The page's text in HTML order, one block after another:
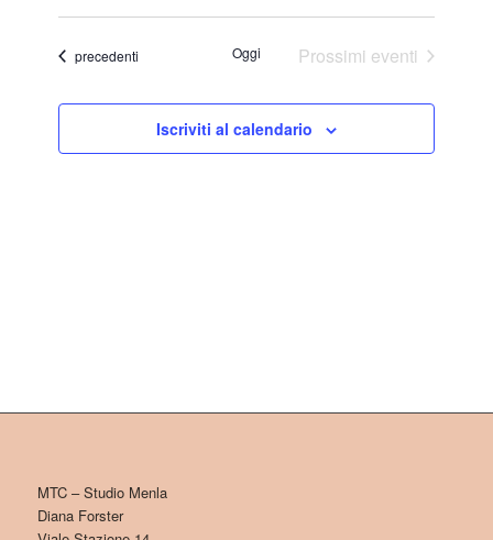
Eventi
precedenti Oggi Prossimi eventi
Iscriviti al calendario
MTC – Studio Menla
Diana Forster